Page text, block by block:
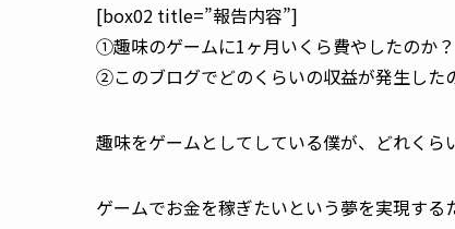
[box02 title=”報告内容”]
①趣味のゲームに1ヶ月いくら費やしたのか？
②このブログでどのくらいの収益が発生し
趣味をゲームとしてしている僕が、どれく
ゲームでお金を稼ぎたいという夢を実現す